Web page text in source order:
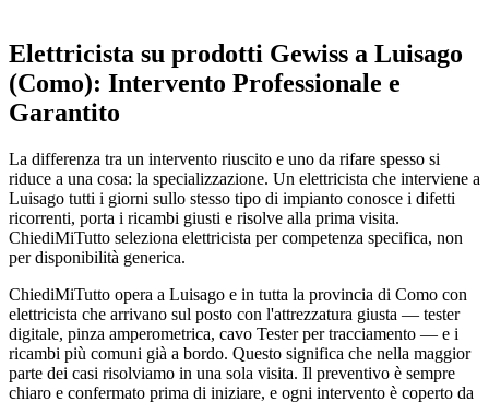
Elettricista su prodotti Gewiss a Luisago
(Como): Intervento Professionale e
Garantito
La differenza tra un intervento riuscito e uno da rifare spesso si
riduce a una cosa: la specializzazione. Un elettricista che interviene a
Luisago tutti i giorni sullo stesso tipo di impianto conosce i difetti
ricorrenti, porta i ricambi giusti e risolve alla prima visita.
ChiediMiTutto seleziona elettricista per competenza specifica, non
per disponibilità generica.
ChiediMiTutto opera a Luisago e in tutta la provincia di Como con
elettricista che arrivano sul posto con l'attrezzatura giusta — tester
digitale, pinza amperometrica, cavo Tester per tracciamento — e i
ricambi più comuni già a bordo. Questo significa che nella maggior
parte dei casi risolviamo in una sola visita. Il preventivo è sempre
chiaro e confermato prima di iniziare, e ogni intervento è coperto da